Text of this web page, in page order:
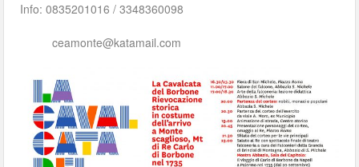
Info: 0835201016 / 3348360098
ceamonte@katamail.com